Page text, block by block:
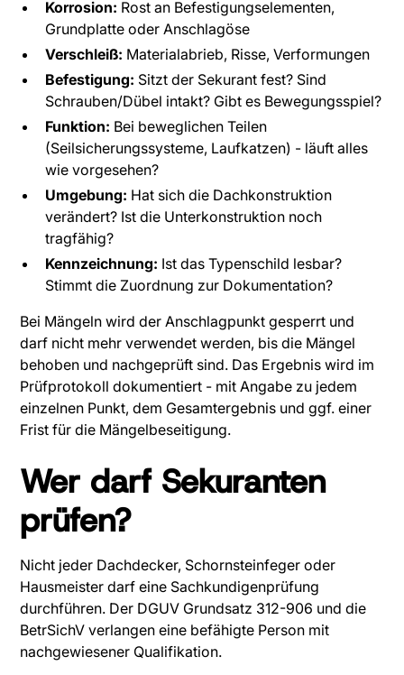
Korrosion: Rost an Befestigungselementen,
Grundplatte oder Anschlagöse
Verschleiß: Materialabrieb, Risse, Verformungen
Befestigung: Sitzt der Sekurant fest? Sind
Schrauben/Dübel intakt? Gibt es Bewegungsspiel?
Funktion: Bei beweglichen Teilen
(Seilsicherungssysteme, Laufkatzen) - läuft alles
wie vorgesehen?
Umgebung: Hat sich die Dachkonstruktion
verändert? Ist die Unterkonstruktion noch
tragfähig?
Kennzeichnung: Ist das Typenschild lesbar?
Stimmt die Zuordnung zur Dokumentation?
Bei Mängeln wird der Anschlagpunkt gesperrt und
darf nicht mehr verwendet werden, bis die Mängel
behoben und nachgeprüft sind. Das Ergebnis wird im
Prüfprotokoll dokumentiert - mit Angabe zu jedem
einzelnen Punkt, dem Gesamtergebnis und ggf. einer
Frist für die Mängelbeseitigung.
Wer darf Sekuranten
prüfen?
Nicht jeder Dachdecker, Schornsteinfeger oder
Hausmeister darf eine Sachkundigenprüfung
durchführen. Der DGUV Grundsatz 312-906 und die
BetrSichV verlangen eine befähigte Person mit
nachgewiesener Qualifikation.